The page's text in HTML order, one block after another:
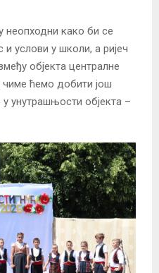
неопходни како би се
услови у школи, а ријеч
објекта централне
чиме ћемо добити још
у унутрашњости објекта –